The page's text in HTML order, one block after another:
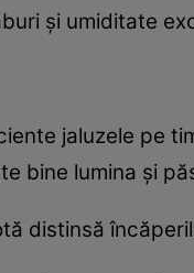
şi umiditate
jaluzele pe
bine lumina şi
distinsă